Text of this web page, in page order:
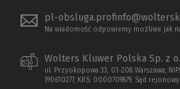
pl-
Na wiadomość odpowiemy możliwe jak
Wolters Kluwer Polska Sp. z
ul. Przyokopowa 33, 01-208 Warszawa; NIP:
190610277, KRS: 0000709879, Sąd